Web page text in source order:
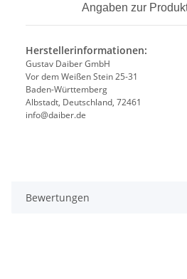
Angaben zur
Herstellerinformationen:
Gustav Daiber GmbH
Vor dem Weißen Stein 25-31
Baden-Württemberg
Albstadt, Deutschland, 72461
info@daiber.de
Bewertungen